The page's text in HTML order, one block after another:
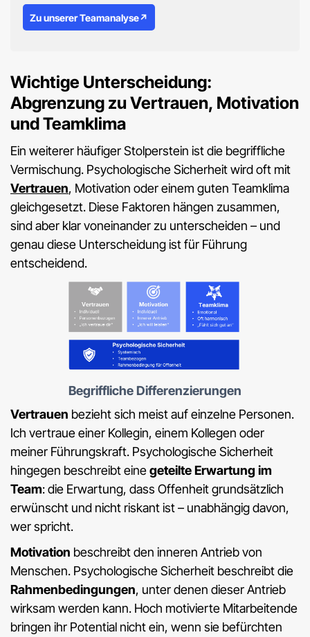
Zu unserer Teamanalyse↗
Wichtige Unterscheidung:
Abgrenzung zu Vertrauen, Motivation
und Teamklima
Ein weiterer häufiger Stolperstein ist die begriffliche
Vermischung. Psychologische Sicherheit wird oft mit
Vertrauen, Motivation oder einem guten Teamklima
gleichgesetzt. Diese Faktoren hängen zusammen,
sind aber klar voneinander zu unterscheiden – und
genau diese Unterscheidung ist für Führung
entscheidend.
Begriffliche Differenzierungen
Vertrauen bezieht sich meist auf einzelne Personen.
Ich vertraue einer Kollegin, einem Kollegen oder
meiner Führungskraft. Psychologische Sicherheit
hingegen beschreibt einegeteilte Erwartung im
Team: die Erwartung, dass Offenheit grundsätzlich
erwünscht und nicht riskant ist – unabhängig davon,
wer spricht.
Motivation beschreibt den inneren Antrieb von
Menschen. Psychologische Sicherheit beschreibt die
Rahmenbedingungen, unter denen dieser Antrieb
wirksam werden kann. Hoch motivierte Mitarbeitende
bringen ihr Potential nicht ein, wenn sie befürchten